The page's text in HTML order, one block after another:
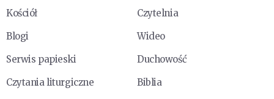
Kościół
Czytelnia
Blogi
Wideo
Serwis papieski
Duchowość
Czytania liturgiczne
Biblia